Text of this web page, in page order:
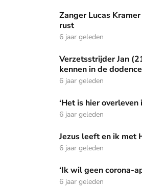
Zanger Lucas Kramer hervond op
Zanger Lucas
rust
6 jaar geleden
Verzetsstrijder Jan (21) leerde God
Verzetsstrijder Jan
kennen in de
6 jaar geleden
‘Het is hier overleven in plaats van
‘Het is hier overleven
6 jaar geleden
Jezus leeft en ik met Hem
Jezus leeft en ik met
6 jaar geleden
‘Ik wil geen corona-app die me
‘Ik wil geen corona-
6 jaar geleden